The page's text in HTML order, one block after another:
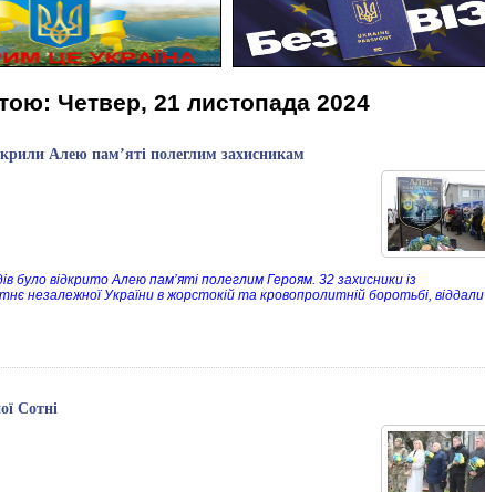
Четвер, 21 листопада 2024
Алею пам’яті полеглим захисникам
було відкрито Алею пам’яті полеглим Героям. 32 захисники із
незалежної України в жорстокій та кровопролитній боротьбі, віддали
Сотні